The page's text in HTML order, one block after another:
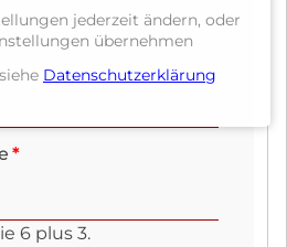
*
6 plus 3.
jederzeit ändern, oder
übernehmen
Datenschutzerklärung